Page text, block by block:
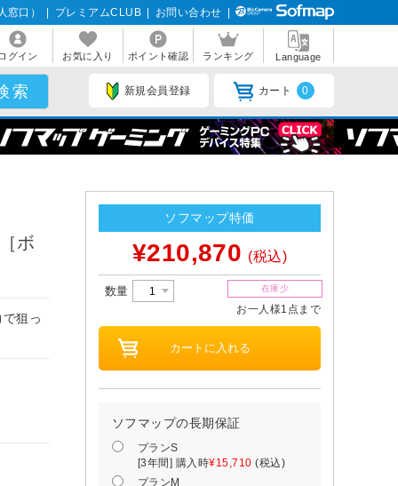
窓口） プレミアムCLUB お問い合わせ
ログイン お気に入り ポイント確認 ランキング Language
新規会員登録 カート 0
ボ
狙っ
ソフマップ特価
¥210,870 (税込)
数量 在庫少
お一人様1点まで
ソフマップの長期保証
プランS
[3年間] 購入時¥15,710 (税込)
プランM